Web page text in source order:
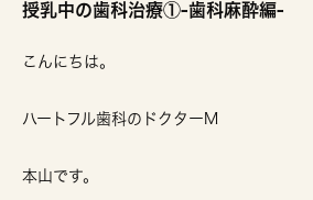
授乳中の歯科治療①-歯科麻酔編-
こんにちは。
ハートフル歯科のドクターM
本山です。